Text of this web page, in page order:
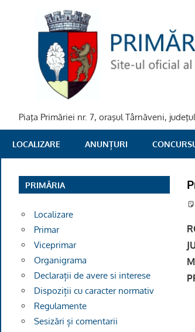
PRIMARIA
TARNAVENI
Piaţa Primăriei nr. 7, oraşul Târnăveni,
LOCALIZARE ANUNȚURI
PRIMĂRIA
Localizare
Primar
Viceprimar
Organigrama
Declarații de avere si interese
Dispoziții cu caracter normativ
Regulamente
Sesizări și comentarii